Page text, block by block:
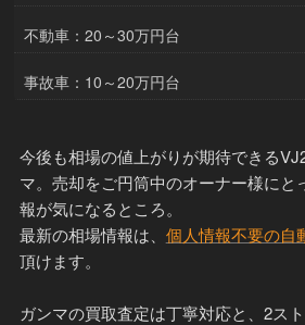
不動車：20～30万円台
事故車：10～20万円台
今後も相場の値上がりが期待できる
マ。売却をご円筒中のオーナー様にと
報が気になるところ。
最新の相場情報は、 個人情報不要の自
頂けます。
ガンマの買取査定は丁寧対応と、2ス